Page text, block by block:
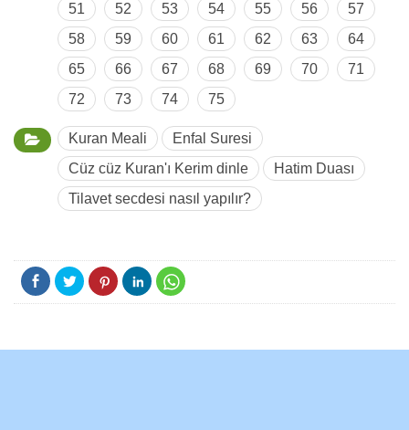
51
52 53 54 55 56
57
58
59 60 61 62 63
64
65
66 67 68 69 70
71
72
73 74 75
Kuran Meali
Enfal Suresi
Cüz cüz Kuran'ı Kerim dinle
Hatim Duası
Tilavet secdesi nasıl yapılır?